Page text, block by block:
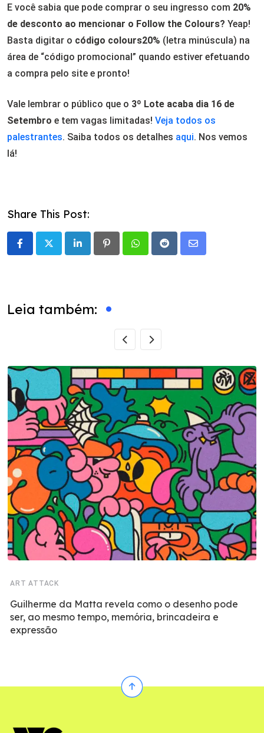
E você sabia que pode comprar o seu ingresso com 20%
de desconto ao mencionar o Follow the Colours? Yeap!
Basta digitar o código colours20% (letra minúscula) na
área de “código promocional” quando estiver efetuando
a compra pelo site e pronto!
Vale lembrar o público que o 3º Lote acaba dia 16 de
Setembro e tem vagas limitadas! Veja todos os
palestrantes. Saiba todos os detalhes aqui. Nos vemos
lá!
Share This Post:
LinkedIn PinterestWhatsappRedditShare
Leia também:
ART ATTACK
Guilherme da Matta revela como o desenho pode
ser, ao mesmo tempo, memória, brincadeira e
expressão